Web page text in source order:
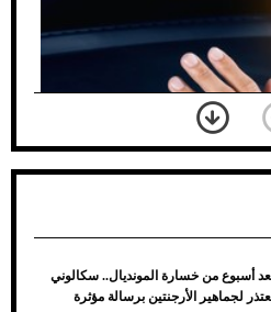
عند الوقوف.. أشهر
أسبوع من خسارة المونديال.. سكالوني
لجماهير الأرجنتين برسالة مؤثرة